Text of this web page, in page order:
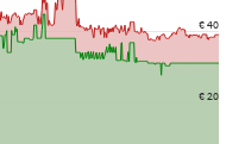
€ 20
€ 40